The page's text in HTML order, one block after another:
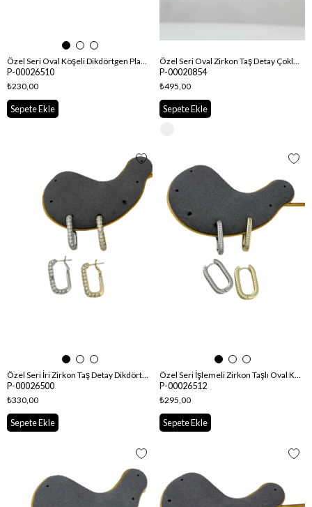
Özel Seri Oval Köşeli Dikdörtgen Plaka Küpe
P-00026510
₺230,00
Sepete Ekle
Özel Seri Oval Zirkon Taş Detay Çoklu Görünüm Küpe
P-00020854
₺495,00
Sepete Ekle
Özel Seri İri Zirkon Taş Detay Dikdörtgen Küpe
P-00026500
₺330,00
Sepete Ekle
Özel Seri İşlemeli Zirkon Taşlı Oval Küpe
P-00026512
₺295,00
Sepete Ekle